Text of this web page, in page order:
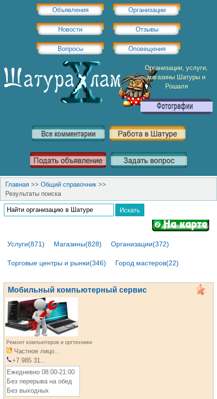
Объявления Организации
Новости Отзывы
Вопросы Оповещения
Организации, услуги,
магазины Шатуры и
Рошаля
Главная >> Общий справочник >>
Результаты поиска
Услуги(871) Магазины(828) Организации(372)
Торговые центры и рынки(346) Город мастеров(22)
Мобильный компьютерный сервис
Ремонт компьютеров и оргтехники
Частное лицо...
+7 985 31...
Ежедневно 08:00-21:00
Без перерыва на обед
Без выходных